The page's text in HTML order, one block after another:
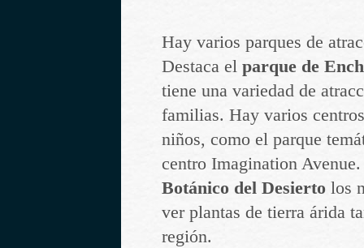
Hay varios parques de
Destaca el parque de
tiene una variedad de
familias. Hay varios
niños, como el parque
centro Imagination
Botánico del Desierto los
ver plantas de tierra árida
región.